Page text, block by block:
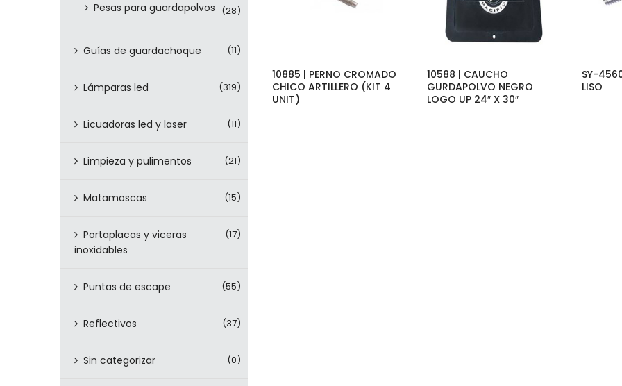
Pesas para guardapolvos (28)
Guías de guardachoque (11)
Lámparas led (319)
Licuadoras led y laser (11)
Limpieza y pulimentos (21)
Matamoscas (15)
Portaplacas y viceras
inoxidables
(17)
Puntas de escape (55)
Reflectivos (37)
Sin categorizar (0)
10885 | PERNO CROMADO
CHICO ARTILLERO (KIT 4
UNIT)
10588 | CAUCHO
GURDAPOLVO NEGRO
LOGO UP 24″ X 30″
SY-
LISO